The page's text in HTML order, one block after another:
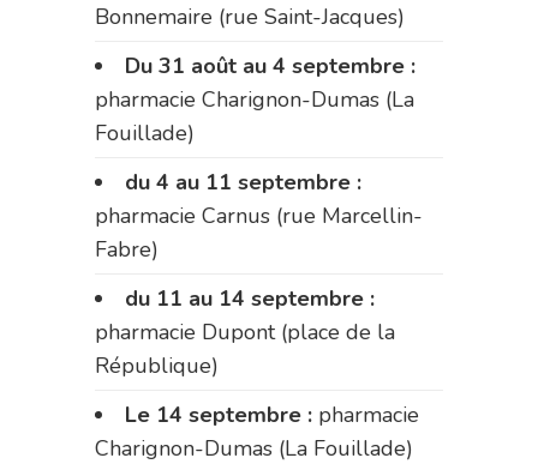
Bonnemaire (rue Saint-Jacques)
Du 31 août au 4 septembre :
pharmacie Charignon-Dumas (La
Fouillade)
du 4 au 11 septembre :
pharmacie Carnus (rue Marcellin-
Fabre)
du 11 au 14 septembre :
pharmacie Dupont (place de la
République)
Le 14 septembre : pharmacie
Charignon-Dumas (La Fouillade)